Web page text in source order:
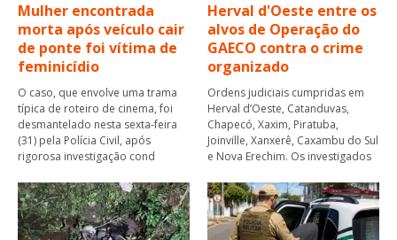
Mulher encontrada
morta após veículo cair
de ponte foi vítima de
feminicídio
O caso, que envolve uma trama
típica de roteiro de cinema, foi
desmantelado nesta sexta-feira
(31) pela Polícia Civil, após
rigorosa investigação cond
Herval d'Oeste entre os
alvos de Operação do
GAECO contra o crime
organizado
Ordens judiciais cumpridas em
Herval d’Oeste, Catanduvas,
Chapecó, Xaxim, Piratuba,
Joinville, Xanxerê, Caxambu do Sul
e Nova Erechim. Os investigados